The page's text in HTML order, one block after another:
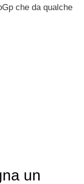
che da qualche
un